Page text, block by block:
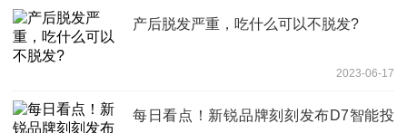
产后脱发严重，吃什么可以不脱发?
2023-06-17
每日看点！新锐品牌刻刻发布D7智能投